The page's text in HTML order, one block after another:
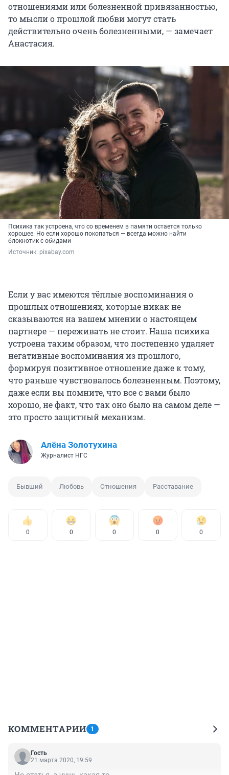
отношениями или болезненной привязанностью,
то мысли о прошлой любви могут стать
действительно очень болезненными, — замечает
Анастасия.
Психика так устроена, что со временем в памяти остается только
хорошее. Но если хорошо покопаться — всегда можно найти
блокнотик с обидами
Источник: pixabay.com
Если у вас имеются тёплые воспоминания о
прошлых отношениях, которые никак не
сказываются на вашем мнении о настоящем
партнере — переживать не стоит. Наша психика
устроена таким образом, что постепенно удаляет
негативные воспоминания из прошлого,
формируя позитивное отношение даже к тому,
что раньше чувствовалось болезненным. Поэтому,
даже если вы помните, что все с вами было
хорошо, не факт, что так оно было на самом деле —
это просто защитный механизм.
Алёна Золотухина
Журналист НГС
Бывший Любовь Отношения Расставание
0 0 0 0 0
КОММЕНТАРИИ 1
Гость
21 марта 2020, 19:59